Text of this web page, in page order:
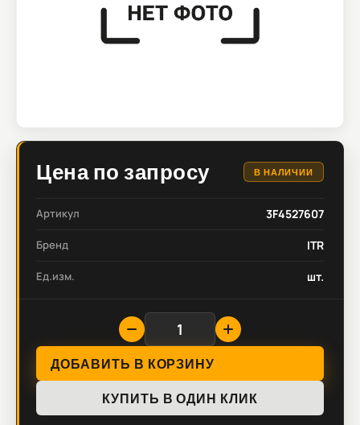
Цена по запросу В НАЛИЧИИ
Артикул 3F4527607
Бренд ITR
Ед.изм. шт.
ДОБАВИТЬ В КОРЗИНУ
КУПИТЬ В ОДИН КЛИК